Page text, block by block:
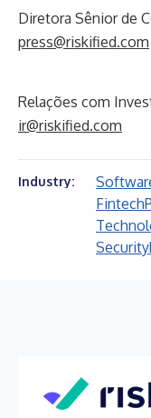
Diretora Sênior de
press@riskified.com
Relações com
ir@riskified.com
Industry:
Fintech
Security